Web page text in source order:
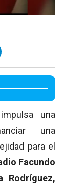
una
una
para el
Facundo
Rodríguez,